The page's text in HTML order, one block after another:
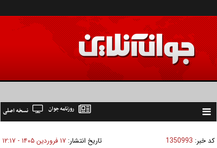
Toggle
نسخه اصلی روزنامه جوان
کد خبر: 1350993 تاریخ انتشار: ۱۷ فروردين ۱۴۰۵ - ۱۲:۱۷